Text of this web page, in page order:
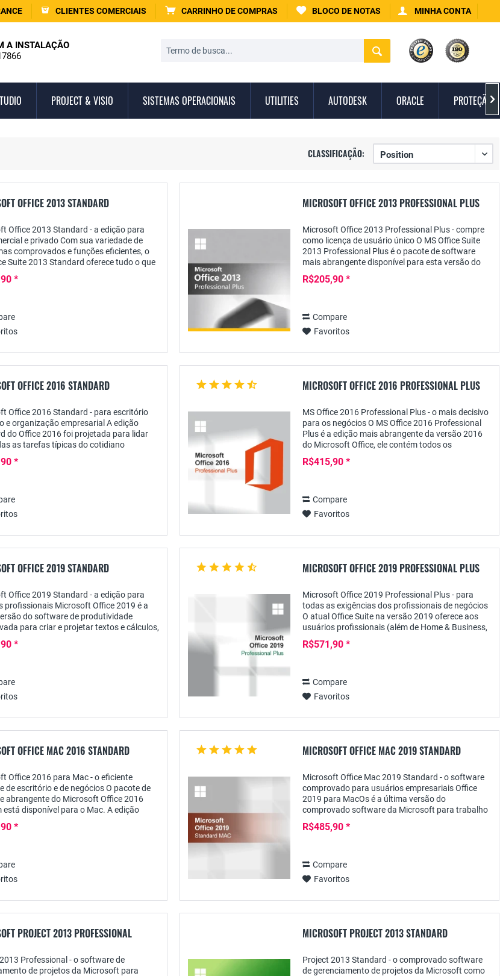
CLIENTES COMERCIAIS CARRINHO DE COMPRAS BLOCO DE NOTAS MINHA CONTA
A INSTALAÇÃO
PROJECT & VISIO SISTEMAS OPERACIONAIS UTILITIES AUTODESK ORACLE PROTEÇÃO
CLASSIFICAÇÃO:
OFFICE 2013 STANDARD
Office 2013 Standard - a edição para
e privado Com sua variedade de
comprovados e funções eficientes, o
Suite 2013 Standard oferece tudo o que
de escritório moderno precisa para...
*
MICROSOFT OFFICE 2013 PROFESSIONAL PLUS
Microsoft Office 2013 Professional Plus - compre
como licença de usuário único O MS Office Suite
2013 Professional Plus é o pacote de software
mais abrangente disponível para esta versão do
Office. Além das versões atuais e poderosas do...
R$205,90 *
Compare
Favoritos
OFFICE 2016 STANDARD
Office 2016 Standard - para escritório
e organização empresarial A edição
do Office 2016 foi projetada para lidar
as tarefas típicas do cotidiano
moderno - e muito mais: muitas
*
MICROSOFT OFFICE 2016 PROFESSIONAL PLUS
MS Office 2016 Professional Plus - o mais decisivo
para os negócios O MS Office 2016 Professional
Plus é a edição mais abrangente da versão 2016
do Microsoft Office, ele contém todos os
programas necessários em uma empresa não
apenas...
R$415,90 *
Compare
Favoritos
OFFICE 2019 STANDARD
Office 2019 Standard - a edição para
profissionais Microsoft Office 2019 é a
do software de produtividade
para criar e projetar textos e cálculos,
sua apresentação clara, bem como
*
MICROSOFT OFFICE 2019 PROFESSIONAL PLUS
Microsoft Office 2019 Professional Plus - para
todas as exigências dos profissionais de negócios
O atual Office Suite na versão 2019 oferece aos
usuários profissionais (além de Home & Business,
Professional e Standard), especialmente com...
R$571,90 *
Compare
Favoritos
OFFICE MAC 2016 STANDARD
Office 2016 para Mac - o eficiente
de escritório e de negócios O pacote de
abrangente do Microsoft Office 2016
está disponível para o Mac. A edição
contém os programas comprovados Word,
*
MICROSOFT OFFICE MAC 2019 STANDARD
Microsoft Office Mac 2019 Standard - o software
comprovado para usuários empresariais Office
2019 para MacOs é a última versão do
comprovado software da Microsoft para trabalho
produtivo - com os programas poderosos e
versáteis para a...
R$485,90 *
Compare
Favoritos
PROJECT 2013 PROFESSIONAL
Professional - o software de
de projetos da Microsoft para
MICROSOFT PROJECT 2013 STANDARD
Project 2013 Standard - o comprovado software
de gerenciamento de projetos da Microsoft como